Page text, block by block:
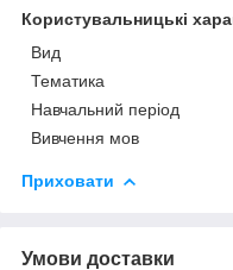
Користувальницькі
Вид
Тематика
Навчальний період
Вивчення мов
Приховати
Умови доставки